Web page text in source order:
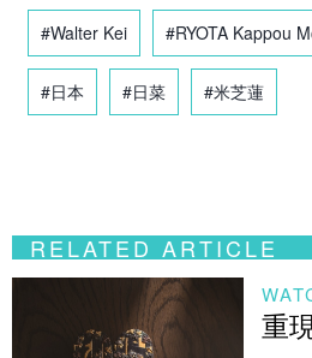
#Walter Kei #RYOTA Kappou
#日本 #日菜 #米芝蓮
RELATED ARTICLE
重